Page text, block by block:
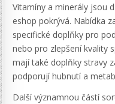
Vitamíny a minerály jsou
eshop pokrývá. Nabídka
specifické doplňky pro
nebo pro zlepšení kvality
mají také doplňky stravy
podporují hubnutí a
Další významnou částí